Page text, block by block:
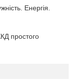
Енергія.
простого